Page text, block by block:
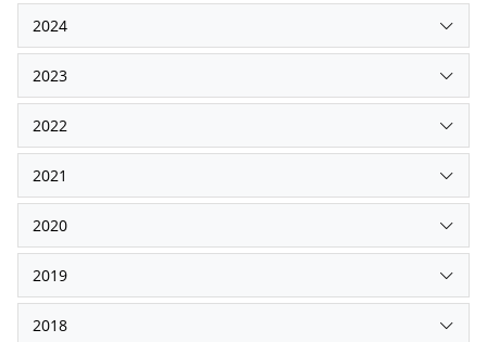
2024
2023
2022
2021
2020
2019
2018